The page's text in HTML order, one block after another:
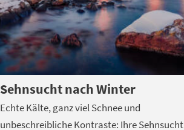
Sehnsucht nach Winter
Echte Kälte, ganz viel Schnee und
unbeschreib­liche Kontraste: Ihre Sehnsucht